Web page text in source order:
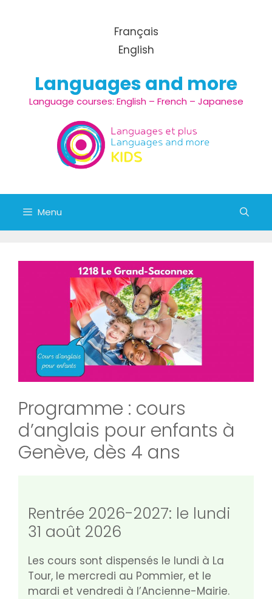
Français
English
Languages and more
Language courses: English – French – Japanese
Menu
Programme : cours
d’anglais pour enfants à
Genève, dès 4 ans
Rentrée 2026-2027: le lundi
31 août 2026
Les cours sont dispensés le lundi à La
Tour, le mercredi au Pommier, et le
mardi et vendredi à l’Ancienne-Mairie.